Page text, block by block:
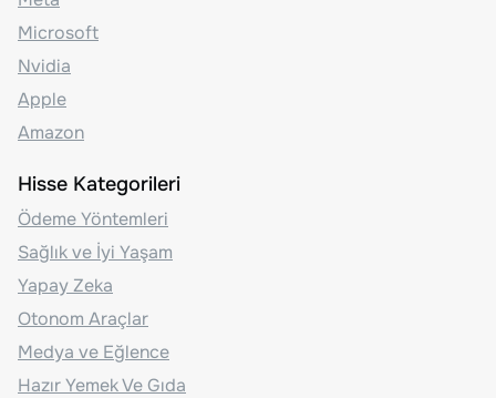
Microsoft
Nvidia
Apple
Amazon
Hisse Kategorileri
Ödeme Yöntemleri
Sağlık ve İyi Yaşam
Yapay Zeka
Otonom Araçlar
Medya ve Eğlence
Hazır Yemek Ve Gıda